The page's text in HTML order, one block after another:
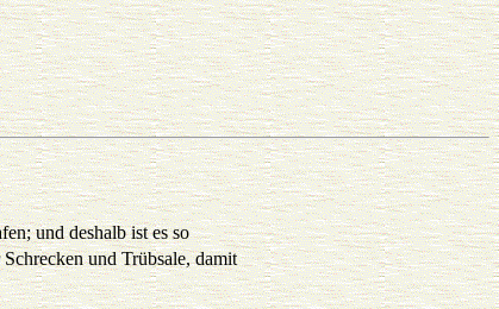
und deshalb ist es so
und Trübsale, damit